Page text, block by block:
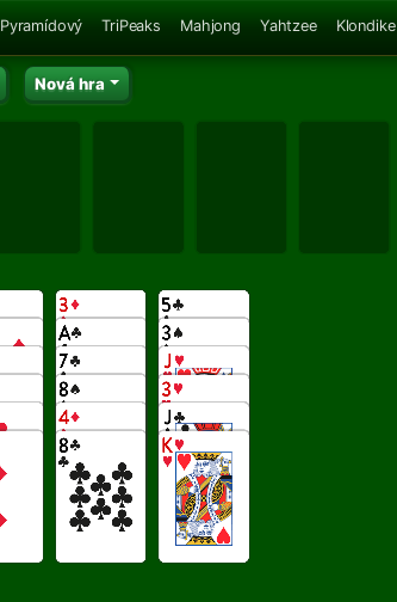
Pyramídový TriPeaks Mahjong Yahtzee Klondike
Nová hra